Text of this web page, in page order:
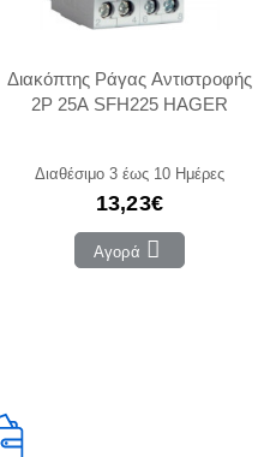
Διακόπτης Ράγας Αντιστροφής
2P 25Α SFH225 HAGER
Διαθέσιμο 3 έως 10 Ημέρες
13,23€
Αγορά